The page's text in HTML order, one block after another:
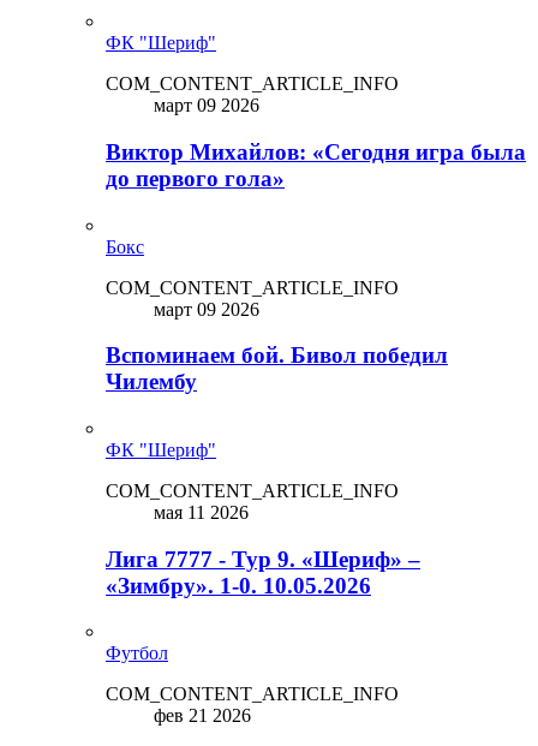
ФК "Шериф"
COM_CONTENT_ARTICLE_INFO
март 09 2026
Виктор Михайлов: «Сегодня игра была
до первого гола»
Бокс
COM_CONTENT_ARTICLE_INFO
март 09 2026
Вспоминаем бой. Бивол победил
Чилембу
ФК "Шериф"
COM_CONTENT_ARTICLE_INFO
мая 11 2026
Лига 7777 - Тур 9. «Шериф» –
«Зимбру». 1-0. 10.05.2026
Футбол
COM_CONTENT_ARTICLE_INFO
фев 21 2026